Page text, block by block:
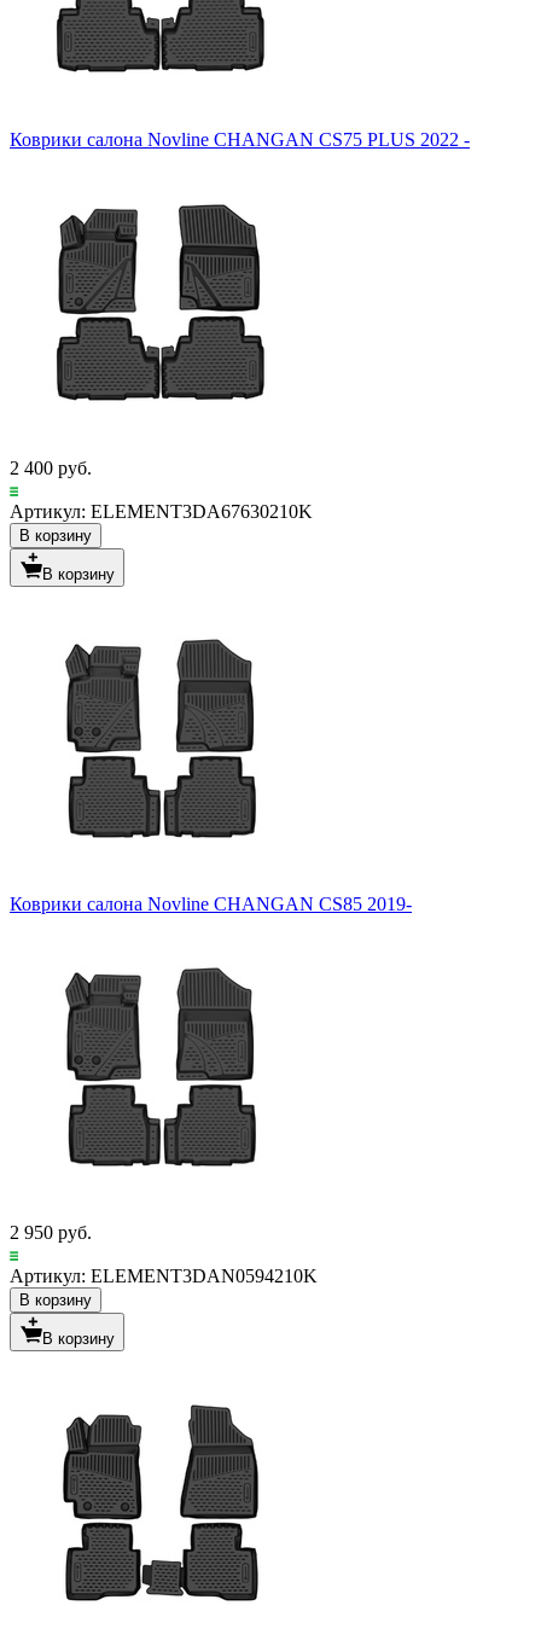
Коврики салона Novline CHANGAN CS75 PLUS 2022 -
2 400 руб.
Артикул: ELEMENT3DA67630210K
В корзину
В корзину
Коврики салона Novline CHANGAN CS85 2019-
2 950 руб.
Артикул: ELEMENT3DAN0594210K
В корзину
В корзину